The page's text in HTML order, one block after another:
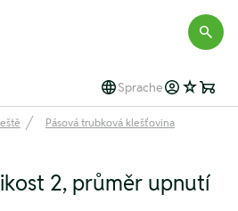
Sprache
Pásová trubková klešťovina
2, průměr upnutí